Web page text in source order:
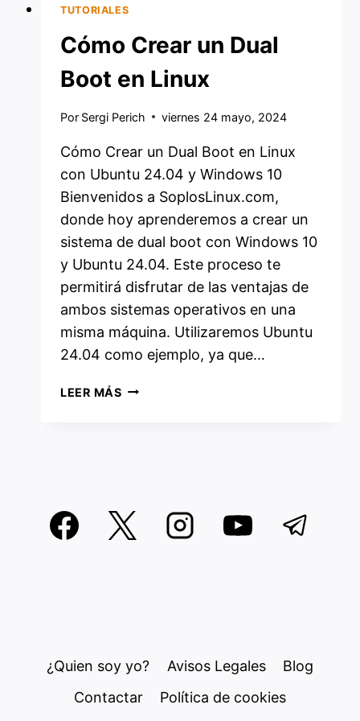
TUTORIALES
Cómo Crear un Dual
Boot en Linux
Por Sergi Perich viernes 24 mayo, 2024
Cómo Crear un Dual Boot en Linux
con Ubuntu 24.04 y Windows 10
Bienvenidos a SoplosLinux.com,
donde hoy aprenderemos a crear un
sistema de dual boot con Windows 10
y Ubuntu 24.04. Este proceso te
permitirá disfrutar de las ventajas de
ambos sistemas operativos en una
misma máquina. Utilizaremos Ubuntu
24.04 como ejemplo, ya que…
LEER MÁSCÓMO
¿Quien soy yo? Avisos Legales
Blog
Contactar
Política de cookies